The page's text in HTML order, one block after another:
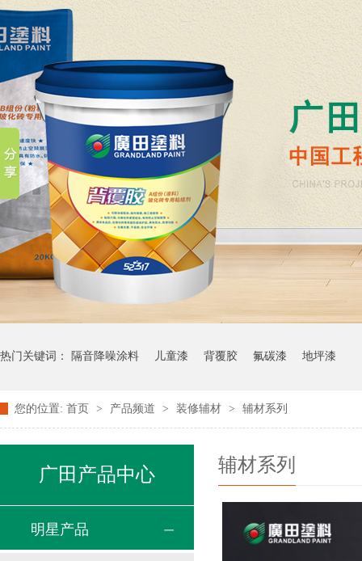
热门关键词： 隔音降噪涂料 儿童漆 背覆胶 氟碳漆 地坪漆
您的位置: 首页 > 产品频道 > 装修辅材 > 辅材系列
广田产品中心
明星产品
辅材系列